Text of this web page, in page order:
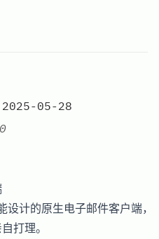
05-28
计的原生电子邮件客户端，
打理。